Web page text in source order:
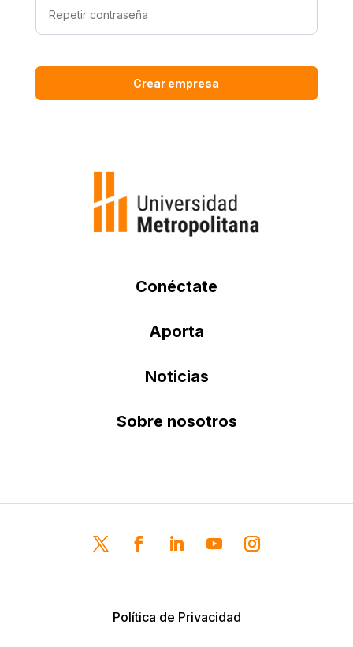
Crear empresa
Conéctate
Aporta
Noticias
Sobre nosotros
Política de Privacidad